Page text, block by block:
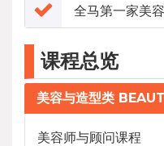
全马第一家美
课程总览
美容与造型类
美容师与顾问课程